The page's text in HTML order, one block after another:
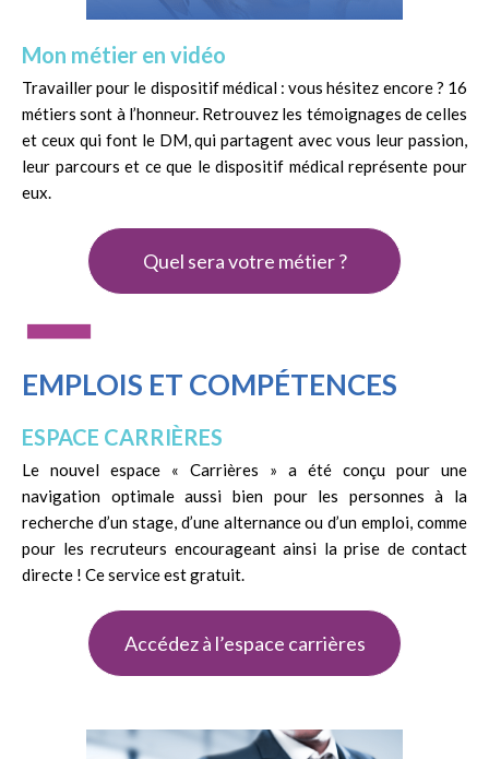
Mon métier en vidéo
Travailler pour le dispositif médical : vous hésitez encore ? 16
métiers sont à l’honneur. Retrouvez les témoignages de celles
et ceux qui font le DM, qui partagent avec vous leur passion,
leur parcours et ce que le dispositif médical représente pour
eux.
Quel sera votre métier ?
EMPLOIS ET COMPÉTENCES
ESPACE CARRIÈRES
Le nouvel espace « Carrières » a été conçu pour une
navigation optimale aussi bien pour les personnes à la
recherche d’un stage, d’une alternance ou d’un emploi, comme
pour les recruteurs encourageant ainsi la prise de contact
directe ! Ce service est gratuit.
Accédez à l’espace carrières